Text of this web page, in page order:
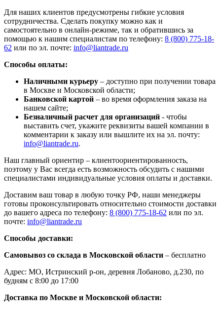
Для наших клиентов предусмотрены гибкие условия
сотрудничества. Сделать покупку можно как и
самостоятельно в онлайн-режиме, так и обратившись за
помощью к нашим специалистам по телефону: 8 (800) 775-18-
62 или по эл. почте: info@liantrade.ru
Способы оплаты:
Наличными курьеру – доступно при получении товара
в Москве и Московской области;
Банковской картой – во время оформления заказа на
нашем сайте;
Безналичный расчет для организаций - чтобы
выставить счет, укажите реквизиты вашей компании в
комментарии к заказу или вышлите их на эл. почту:
info@liantrade.ru.
Наш главный ориентир – клиентоориентированность,
поэтому у Вас всегда есть возможность обсудить с нашими
специалистами индивидуальные условия оплаты и доставки.
Доставим ваш товар в любую точку РФ, наши менеджеры
готовы проконсультировать относительно стоимости доставки
до вашего адреса по телефону: 8 (800) 775-18-62 или по эл.
почте: info@liantrade.ru
Способы доставки:
Самовывоз со склада в Московской области – бесплатно
Адрес: МО, Истринский р-он, деревня Лобаново, д.230, по
будням с 8:00 до 17:00
Доставка по Москве и Московской области: